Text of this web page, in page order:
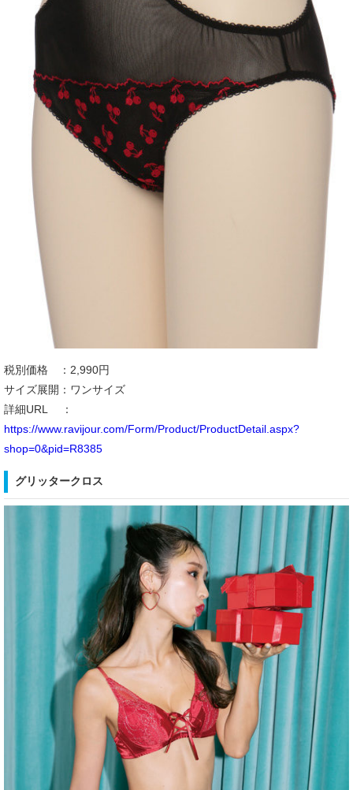
税別価格 ：2,990円
サイズ展開：ワンサイズ
詳細URL ：
https://www.ravijour.com/Form/Product/ProductDetail.aspx?
shop=0&pid=R8385
グリッタークロス